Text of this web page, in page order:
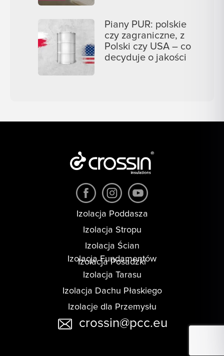
Piany PUR: polskie
czy zagraniczne, z
Polski czy USA – co
decyduje o jakości
Izolacja Poddasza
Izolacja Stropu
Izolacja Ścian
Izolacja Posadzki
Izolacja Fundamentów
Izolacja Tarasu
Izolacja Dachu Płaskiego
Izolacje dla Przemysłu
crossin@pcc.eu